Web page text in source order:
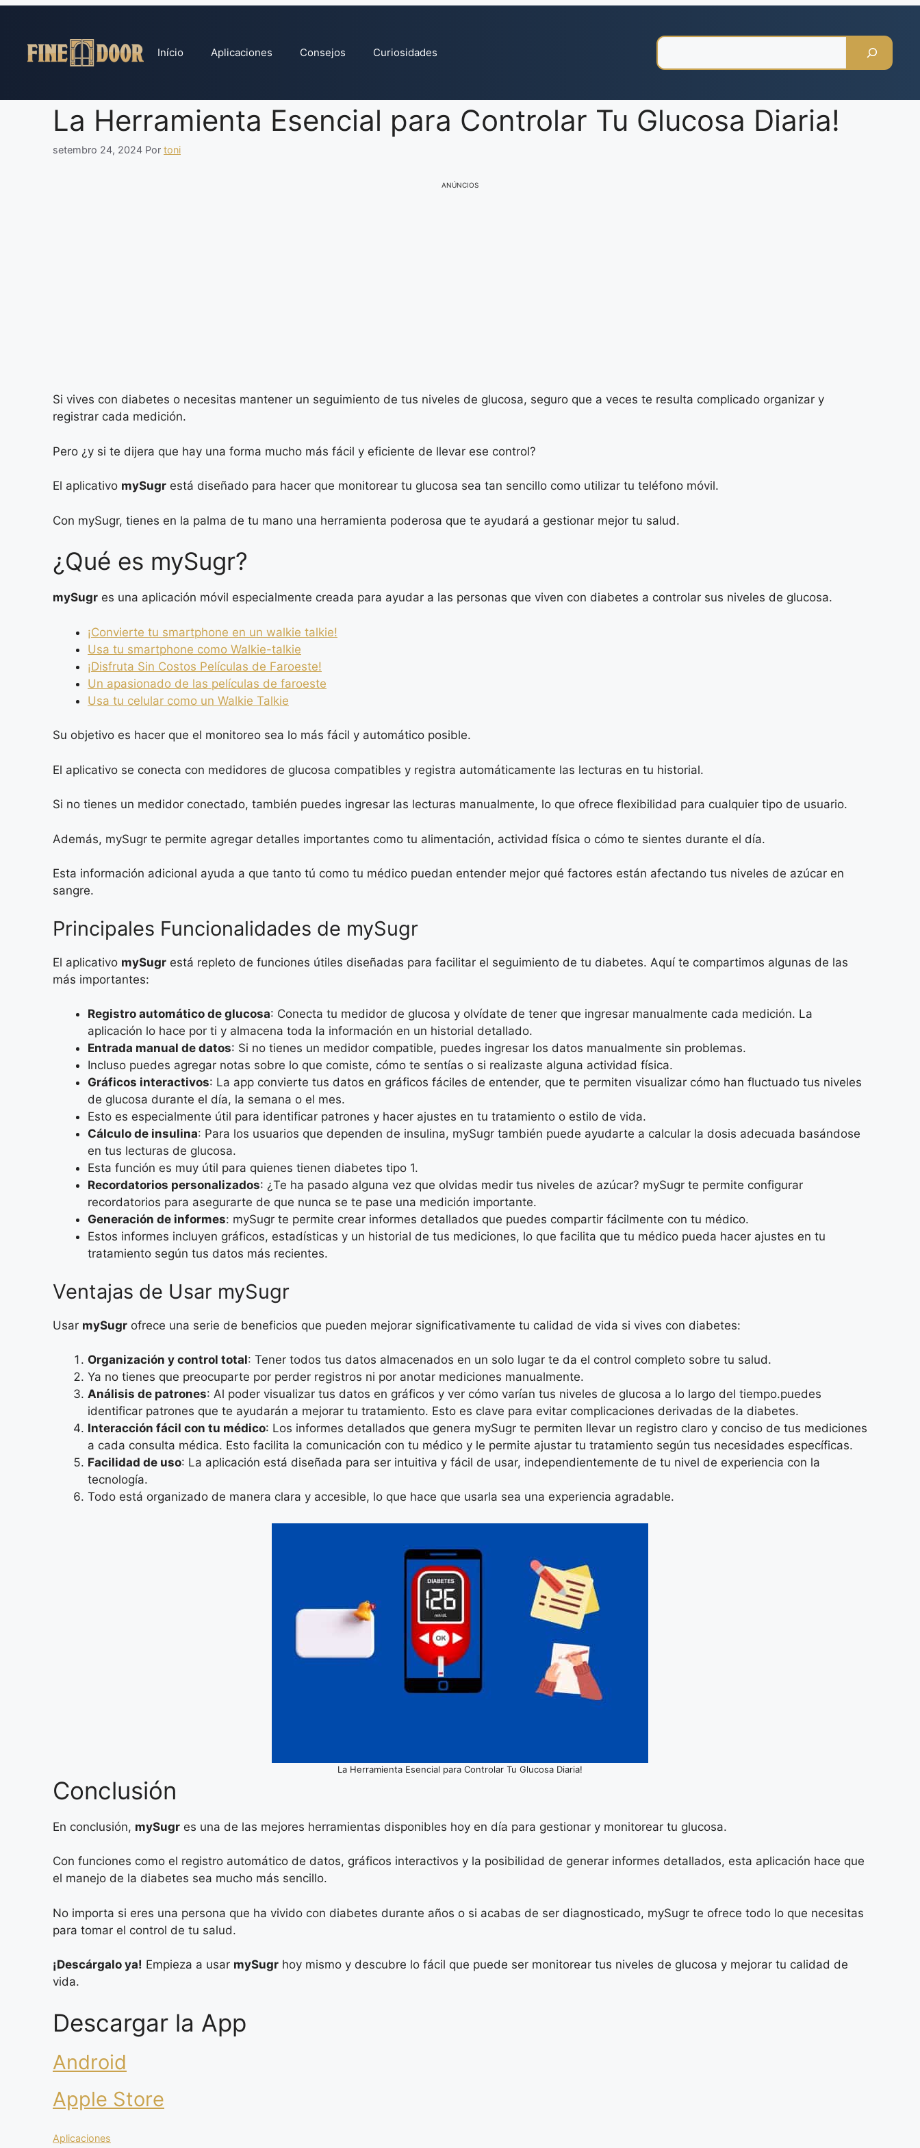
conteúdo
Início Aplicaciones Consejos Curiosidades
La Herramienta Esencial para Controlar Tu Glucosa Diaria!
setembro 24, 2024 Por toni
ANÚNCIOS
Si vives con diabetes o necesitas mantener un seguimiento de tus niveles de glucosa, seguro que a veces te resulta complicado organizar y
registrar cada medición.
Pero ¿y si te dijera que hay una forma mucho más fácil y eficiente de llevar ese control?
El aplicativo mySugr está diseñado para hacer que monitorear tu glucosa sea tan sencillo como utilizar tu teléfono móvil.
Con mySugr, tienes en la palma de tu mano una herramienta poderosa que te ayudará a gestionar mejor tu salud.
¿Qué es mySugr?
mySugr es una aplicación móvil especialmente creada para ayudar a las personas que viven con diabetes a controlar sus niveles de glucosa.
¡Convierte tu smartphone en un walkie talkie!
Usa tu smartphone como Walkie-talkie
¡Disfruta Sin Costos Películas de Faroeste!
Un apasionado de las películas de faroeste
Usa tu celular como un Walkie Talkie
Su objetivo es hacer que el monitoreo sea lo más fácil y automático posible.
El aplicativo se conecta con medidores de glucosa compatibles y registra automáticamente las lecturas en tu historial.
Si no tienes un medidor conectado, también puedes ingresar las lecturas manualmente, lo que ofrece flexibilidad para cualquier tipo de usuario.
Además, mySugr te permite agregar detalles importantes como tu alimentación, actividad física o cómo te sientes durante el día.
Esta información adicional ayuda a que tanto tú como tu médico puedan entender mejor qué factores están afectando tus niveles de azúcar en
sangre.
Principales Funcionalidades de mySugr
El aplicativo mySugr está repleto de funciones útiles diseñadas para facilitar el seguimiento de tu diabetes. Aquí te compartimos algunas de las
más importantes:
Registro automático de glucosa: Conecta tu medidor de glucosa y olvídate de tener que ingresar manualmente cada medición. La
aplicación lo hace por ti y almacena toda la información en un historial detallado.
Entrada manual de datos: Si no tienes un medidor compatible, puedes ingresar los datos manualmente sin problemas.
Incluso puedes agregar notas sobre lo que comiste, cómo te sentías o si realizaste alguna actividad física.
Gráficos interactivos: La app convierte tus datos en gráficos fáciles de entender, que te permiten visualizar cómo han fluctuado tus niveles
de glucosa durante el día, la semana o el mes.
Esto es especialmente útil para identificar patrones y hacer ajustes en tu tratamiento o estilo de vida.
Cálculo de insulina: Para los usuarios que dependen de insulina, mySugr también puede ayudarte a calcular la dosis adecuada basándose
en tus lecturas de glucosa.
Esta función es muy útil para quienes tienen diabetes tipo 1.
Recordatorios personalizados: ¿Te ha pasado alguna vez que olvidas medir tus niveles de azúcar? mySugr te permite configurar
recordatorios para asegurarte de que nunca se te pase una medición importante.
Generación de informes: mySugr te permite crear informes detallados que puedes compartir fácilmente con tu médico.
Estos informes incluyen gráficos, estadísticas y un historial de tus mediciones, lo que facilita que tu médico pueda hacer ajustes en tu
tratamiento según tus datos más recientes.
Ventajas de Usar mySugr
Usar mySugr ofrece una serie de beneficios que pueden mejorar significativamente tu calidad de vida si vives con diabetes:
Organización y control total: Tener todos tus datos almacenados en un solo lugar te da el control completo sobre tu salud.
Ya no tienes que preocuparte por perder registros ni por anotar mediciones manualmente.
Análisis de patrones: Al poder visualizar tus datos en gráficos y ver cómo varían tus niveles de glucosa a lo largo del tiempo.puedes
identificar patrones que te ayudarán a mejorar tu tratamiento. Esto es clave para evitar complicaciones derivadas de la diabetes.
Interacción fácil con tu médico: Los informes detallados que genera mySugr te permiten llevar un registro claro y conciso de tus mediciones
a cada consulta médica. Esto facilita la comunicación con tu médico y le permite ajustar tu tratamiento según tus necesidades específicas.
Facilidad de uso: La aplicación está diseñada para ser intuitiva y fácil de usar, independientemente de tu nivel de experiencia con la
tecnología.
Todo está organizado de manera clara y accesible, lo que hace que usarla sea una experiencia agradable.
La Herramienta Esencial para Controlar Tu Glucosa Diaria!
Conclusión
En conclusión, mySugr es una de las mejores herramientas disponibles hoy en día para gestionar y monitorear tu glucosa.
Con funciones como el registro automático de datos, gráficos interactivos y la posibilidad de generar informes detallados, esta aplicación hace que
el manejo de la diabetes sea mucho más sencillo.
No importa si eres una persona que ha vivido con diabetes durante años o si acabas de ser diagnosticado, mySugr te ofrece todo lo que necesitas
para tomar el control de tu salud.
¡Descárgalo ya! Empieza a usar mySugr hoy mismo y descubre lo fácil que puede ser monitorear tus niveles de glucosa y mejorar tu calidad de
vida.
Descargar la App
Android
Apple Store
Categorias
Aplicaciones